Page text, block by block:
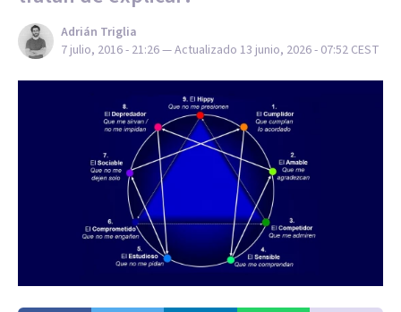
Adrián Triglia
7 julio, 2016 - 21:26— Actualizado 13 junio, 2026 - 07:52 CEST